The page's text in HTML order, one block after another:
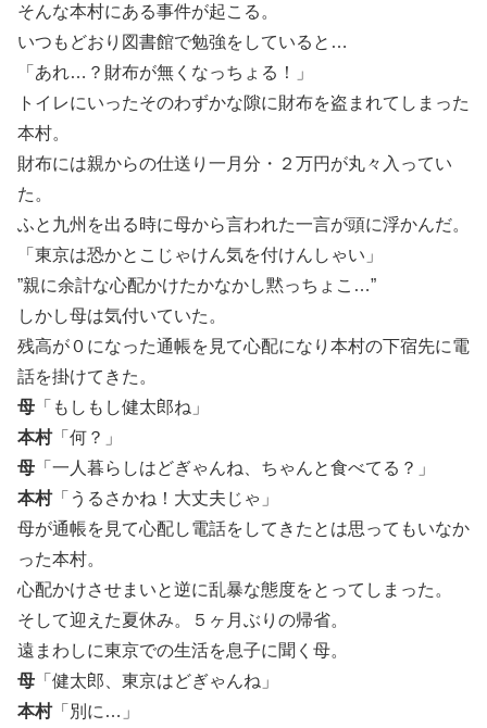
そんな本村にある事件が起こる。
いつもどおり図書館で勉強をしていると…
「あれ…？財布が無くなっちょる！」
トイレにいったそのわずかな隙に財布を盗まれてしまった
本村。
財布には親からの仕送り一月分・２万円が丸々入ってい
た。
ふと九州を出る時に母から言われた一言が頭に浮かんだ。
「東京は恐かとこじゃけん気を付けんしゃい」
”親に余計な心配かけたかなかし黙っちょこ…”
しかし母は気付いていた。
残高が０になった通帳を見て心配になり本村の下宿先に電
話を掛けてきた。
母 「もしもし健太郎ね」
本村「何？」
母 「一人暮らしはどぎゃんね、ちゃんと食べてる？」
本村「うるさかね！大丈夫じゃ」
母が通帳を見て心配し電話をしてきたとは思ってもいなか
った本村。
心配かけさせまいと逆に乱暴な態度をとってしまった。
そして迎えた夏休み。５ヶ月ぶりの帰省。
遠まわしに東京での生活を息子に聞く母。
母 「健太郎、東京はどぎゃんね」
本村「別に…」